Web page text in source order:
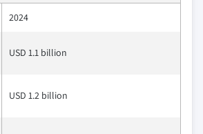
2024
USD 1.1 billion
USD 1.2 billion